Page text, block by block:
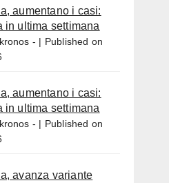
aumentano i casi:
in ultima settimana
-
Published on
aumentano i casi:
in ultima settimana
-
Published on
avanza variante